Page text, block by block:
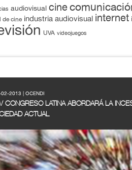
audiovisual cine
de cine industria audiovisual internet
UVA videojuegos
2013 | OCENDI
CONGRESO LATINA ABORDARÁ LA
ACTUAL